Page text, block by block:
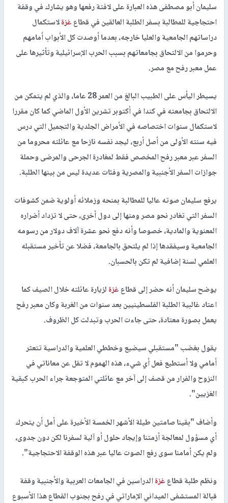
سليمان أبو مصطفى هذه العبارة على لافتة رفعها وهو يشارك في وقفة
احتجاجية للمطالبة بسفر الطلبة العالقين في قطاعغزةلاستكمال
دراساتهم الجامعية والعليا خارجه، بعدما أوصدت كل الأبواب أمامهم
وحرموا من الالتحاق بجامعاتهم بسبب الحرب الإسرائيلية وتأثيرها على
عمل معبر رفح مع مصر.
يسيطر اليأس على الطبيب البالغ من العمر 28 عاما، والذي لم يتمكن من
الالتحاق بجامعته في كندا في أكتوبر تشرين الأول الماضي كما كان مقررا
لاستكمال سنوات اختصاصه في الأمراض الجلدية والتجميل التي درس
فيه سنته الأولى من أصل أربع، ليجد نفسه نازحا مع عائلته محروما من
السفر عبر معبر رفح المخصص فقط لمغادرة الجرحى والمرضى وحملة
جوازات السفر الأجنبية والمصرية وفئات عديدة ليس من بينها الطلبة.
يرفع سليمان صوته عاليا للمطالبة بمنحه وزملائه أولوية ضمن كشوفات
السفر التي تغادر نحو مصر ومنها إلى دول أخرى، حتى لا تزداد أضراره
المعنوية والمادية، خصوصا وأنه دفع نحو عشرة آلاف دولار من رسومه
الجامعية وسيفقدها إذا لم يلتحق بالجامعة، فضلا عن تأخير مستقبله
العلمي لسنة إضافية لم تكن بالحسبان.
يوضح سليمان أنه حضر إلى قطاعغزةلزيارة عائلته خلال الصيف كما
اعتاد غالبية الطلبة الفلسطينيين بعد سنوات من الغربة وكان معبر رفح
يعمل بصورة معتادة، حتى جاءت الحرب وتبدلت كل الظروف.
يقول بغضب "مستقبلي سيضيع وخططي العلمية والدراسية تتعثر
أمامي ولا أستطيع فعل أي شيء، هذه الهموم لا تقل عن معاناتي في
النزوح والفرار من قصف إلى آخر مع عائلتي المتوجعة جراء الحرب كبقية
الغزيين".
وأضاف "بقينا صامتين طيلة الأشهر الخمسة الأخيرة على أمل أن يتحرك
أي مسؤول لمعالجة أزمتنا وإيجاد حلول أو آلية لسفرنا لكن دون جدوى،
ولم يكن أمامنا سوى رفع الصوت عاليا عبر هذه الوقفة الاحتجاجية".
ونظم طلبة قطاعغزةالدراسين في الجامعات العربية والأجنبية وقفة
قبالة المستشفى الميداني الإماراتي في رفح بجنوب القطاع هذا الأسبوع